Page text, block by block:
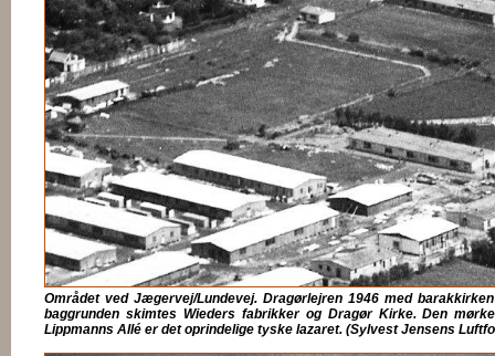
Området ved Jægervej/Lundevej. Dragørlejren 1946 med
baggrunden skimtes Wieders fabrikker og Dragør Kirke. Den
Lippmanns Allé er det oprindelige tyske lazaret. (Sylvest Jensens